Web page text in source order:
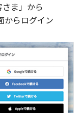
ま」から
からログイン